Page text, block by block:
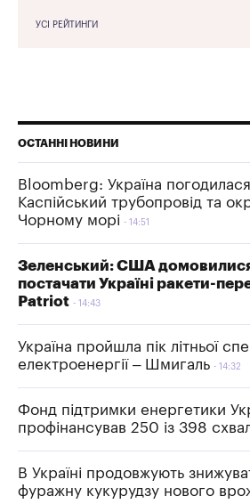
УСІ РЕЙТИНГИ
ОСТАННІ НОВИНИ
Bloomberg: Україна
Каспійський трубопровід та
Чорному морі
14:51
Зеленський: США
постачати Україні ракети-
Patriot
14:43
Україна пройшла пік літньої
електроенергії – Шмигаль
14:32
Фонд підтримки енергетики
профінансував 250 із 398
В Україні продовжують
фуражну кукурудзу нового